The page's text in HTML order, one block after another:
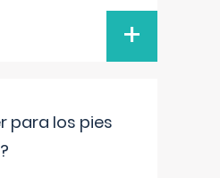
+
para los pies